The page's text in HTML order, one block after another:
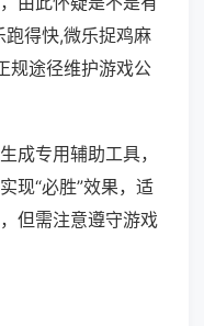
得快,微乐捉鸡麻
规途径维护游戏公
成专用辅助工具，
现“必胜”效果，适
但需注意遵守游戏